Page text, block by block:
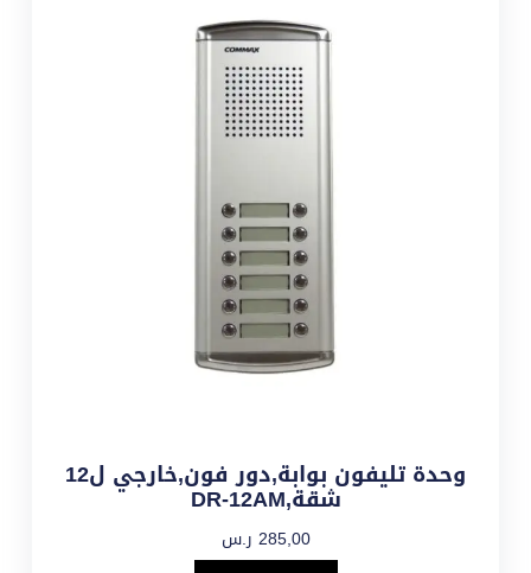
وحدة تليفون بوابة,دور فون,خارجي ل12
شقة,DR-12AM
285,00 ر.س